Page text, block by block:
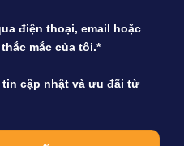
điện thoại, email hoặc
mắc của tôi.*
cập nhật và ưu đãi từ